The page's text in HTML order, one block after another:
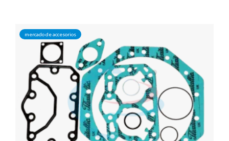
mercado de accesorios